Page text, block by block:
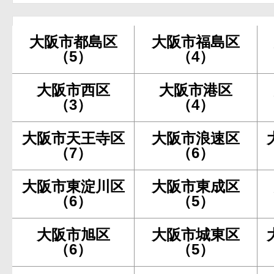
大阪市都島区
（5）
大阪市福島区
（4）
大阪市西区
（3）
大阪市港区
（4）
大阪市天王寺区
（7）
大阪市浪速区
（6）
大阪市東淀川区
（6）
大阪市東成区
（5）
大阪市旭区
（6）
大阪市城東区
（5）